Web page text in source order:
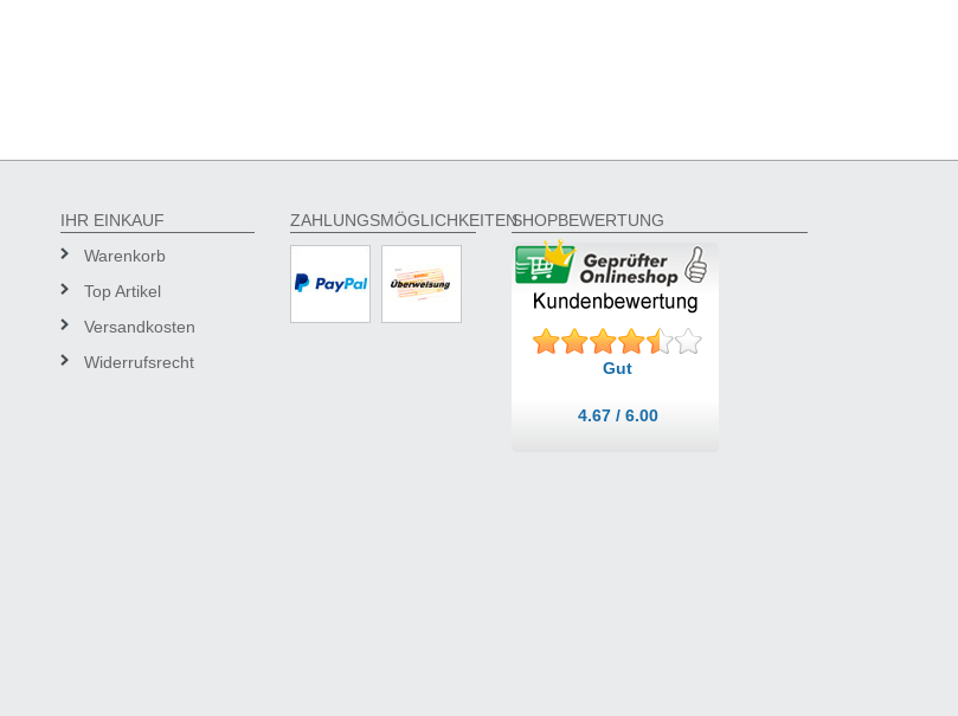
IHR EINKAUF
Warenkorb
Top Artikel
Versandkosten
Widerrufsrecht
ZAHLUNGSMÖGLICHKEITENSHOPBEWERTUNG
Gut
4.67 / 6.00